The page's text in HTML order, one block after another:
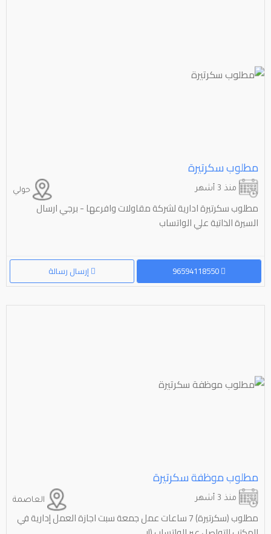
مطلوب سکرتيرة
حولي منذ 3 أشهر
مطلوب سكرتيرة ادارية لشركة مقاولات وافرعها - برجي ارسال
السيرة الذاتية علي الواتساب
إرسال رسالة
مطلوب موظفة سكرتيرة
العاصمة منذ 3 أشهر
مطلوب (سكرتيرة) 7 ساعات عمل جمعة سبت اجازة العمل إدارية في